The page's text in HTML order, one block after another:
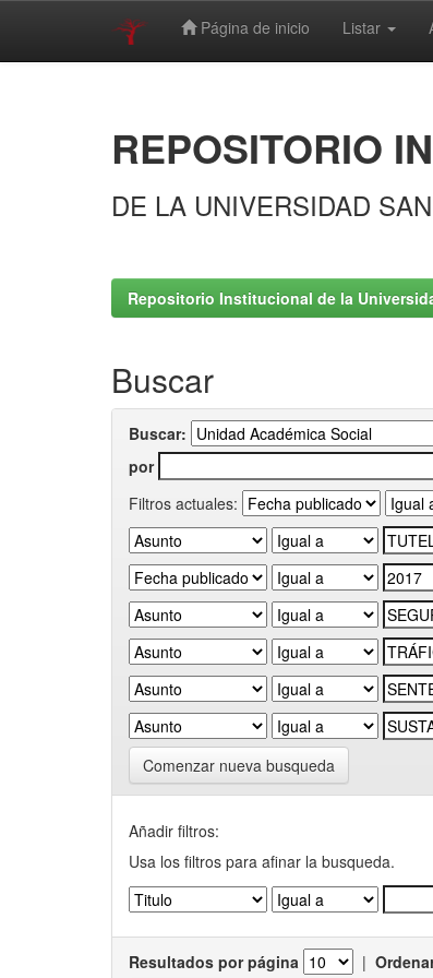
Página de inicio Listar
REPOSITORIO
DE LA UNIVERSIDAD
Repositorio Institucional de la
Buscar
Buscar:
por
Filtros actuales:
Comenzar nueva busqueda
Añadir filtros:
Usa los filtros para afinar la busqueda.
Resultados por página |